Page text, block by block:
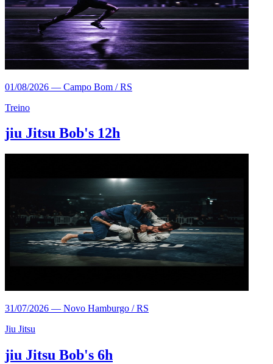
01/08/2026 — Campo Bom / RS
Treino
jiu Jitsu Bob's 12h
31/07/2026 — Novo Hamburgo / RS
Jiu Jitsu
jiu Jitsu Bob's 6h